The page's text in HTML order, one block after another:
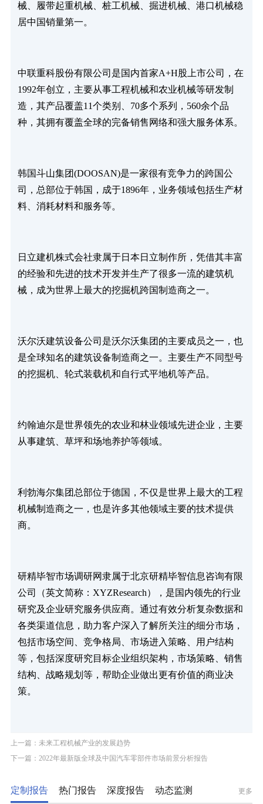
械、履带起重机械、桩工机械、掘进机械、港口机械稳
居中国销量第一。
中联重科股份有限公司是国内首家A+H股上市公司，在
1992年创立，主要从事工程机械和农业机械等研发制
造，其产品覆盖11个类别、70多个系列，560余个品
种，其拥有覆盖全球的完备销售网络和强大服务体系。
韩国斗山集团(DOOSAN)是一家很有竞争力的跨国公
司，总部位于韩国，成于1896年，业务领域包括生产材
料、消耗材料和服务等。
日立建机株式会社隶属于日本日立制作所，凭借其丰富
的经验和先进的技术开发并生产了很多一流的建筑机
械，成为世界上最大的挖掘机跨国制造商之一。
沃尔沃建筑设备公司是沃尔沃集团的主要成员之一，也
是全球知名的建筑设备制造商之一。主要生产不同型号
的挖掘机、轮式装载机和自行式平地机等产品。
约翰迪尔是世界领先的农业和林业领域先进企业，主要
从事建筑、草坪和场地养护等领域。
利勃海尔集团总部位于德国，不仅是世界上最大的工程
机械制造商之一，也是许多其他领域主要的技术提供
商。
研精毕智市场调研网隶属于北京研精毕智信息咨询有限
公司（英文简称：XYZResearch），是国内领先的行业
研究及企业研究服务供应商。通过有效分析复杂数据和
各类渠道信息，助力客户深入了解所关注的细分市场，
包括市场空间、竞争格局、市场进入策略、用户结构
等，包括深度研究目标企业组织架构，市场策略、销售
结构、战略规划等，帮助企业做出更有价值的商业决
策。
上一篇：未来工程机械产业的发展趋势
下一篇：2022年最新版全球及中国汽车零部件市场前景分析报告
定制报告 热门报告 深度报告 动态监测 更多